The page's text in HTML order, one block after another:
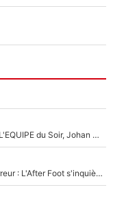
«J’en avais toujours rêvé» : Après son départ de L'EQUIPE du Soir, Johan Micoud va rebondir avec une activité «confidentielle»
L'interview de Medhi Benatia était une grosse erreur : L'After Foot s'inquiète pour l'avenir de l'ancien dirigeant de l'OM qui pourrait rester longtemps au chômage